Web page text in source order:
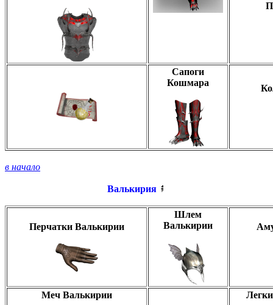
Сапоги
Кошмара
в начало
Валькирия
Перчатки Валькирии
Шлем
Валькирии
Меч Валькирии